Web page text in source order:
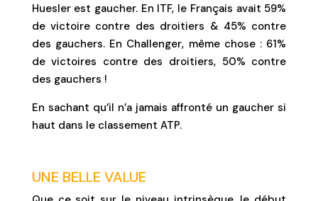
Huesler est gaucher. En ITF, le Français avait 59%
de victoire contre des droitiers & 45% contre
des gauchers. En Challenger, même chose : 61%
de victoires contre des droitiers, 50% contre
des gauchers !
En sachant qu’il n’a jamais affronté un gaucher si
haut dans le classement ATP.
UNE BELLE VALUE